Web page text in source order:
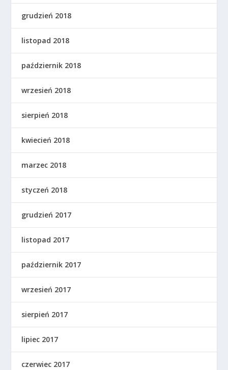
grudzień 2018
listopad 2018
październik 2018
wrzesień 2018
sierpień 2018
kwiecień 2018
marzec 2018
styczeń 2018
grudzień 2017
listopad 2017
październik 2017
wrzesień 2017
sierpień 2017
lipiec 2017
czerwiec 2017